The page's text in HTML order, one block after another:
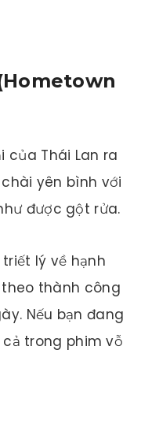
của Thái Lan ra
yên bình với
được gột rửa.
lý về hạnh
thành công
Nếu bạn đang
trong phim vỗ